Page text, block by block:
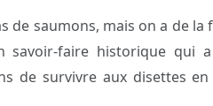
de saumons, mais on a de
savoir-faire historique qui
de survivre aux disettes